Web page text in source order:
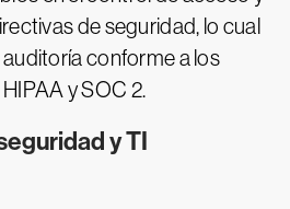
de seguridad, lo cual
conforme a los
y SOC 2.
y TI